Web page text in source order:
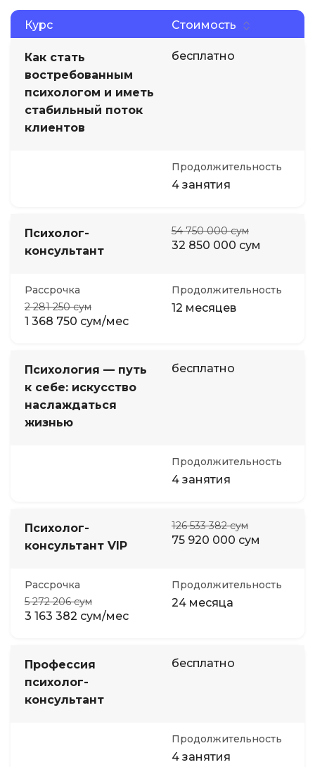
Курс Стоимость
Как стать
востребованным
психологом и иметь
стабильный поток
клиентов
бесплатно
Продолжительность
4 занятия
Психолог-
консультант
54 750 000 сум
32 850 000 сум
Рассрочка
2 281 250 сум
1 368 750 сум/мес
Продолжительность
12 месяцев
Психология — путь
к себе: искусство
наслаждаться
жизнью
бесплатно
Продолжительность
4 занятия
Психолог-
консультант VIP
126 533 382 сум
75 920 000 сум
Рассрочка
5 272 206 сум
3 163 382 сум/мес
Продолжительность
24 месяца
Профессия
психолог-
консультант
бесплатно
Продолжительность
4 занятия